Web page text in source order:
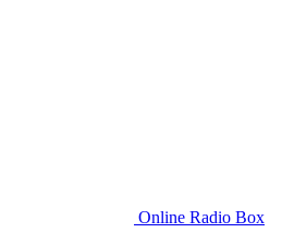
Online Radio Box